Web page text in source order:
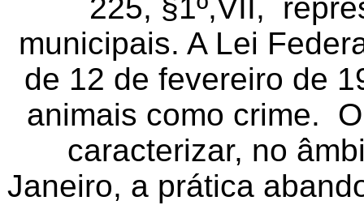
225, §1º,VII,
municipais. A Lei
de 12 de fevereiro de
animais como crime.
caracterizar, no
Janeiro, a prática